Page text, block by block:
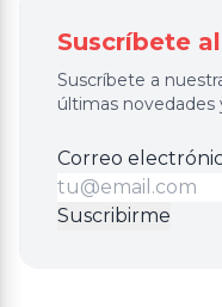
Suscríbete
Suscríbete a
últimas novedades
Correo
electrónico
Correo
Suscribirme